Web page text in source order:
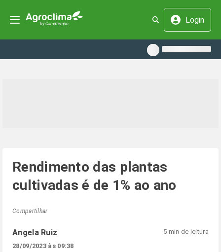
Login
Rendimento das plantas
cultivadas é de 1% ao ano
Compartilhar
Angela Ruiz
28/09/2023 às 09:38
5 min de leitura